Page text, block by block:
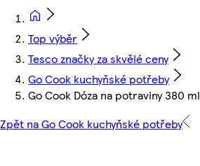
Top výběr
Tesco značky za skvělé ceny
Go Cook kuchyňské potřeby
Go Cook Dóza na potraviny 380 ml
Zpět na Go Cook kuchyňské potřeby